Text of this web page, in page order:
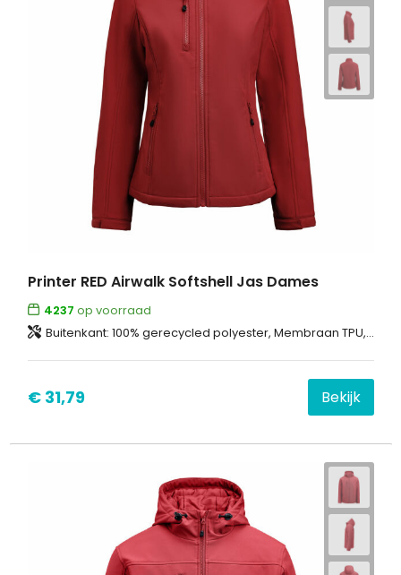
Printer RED Airwalk Softshell Jas Dames
4237 op voorraad
Buitenkant: 100% gerecycled polyester, Membraan TPU, gebonden met 100% gerecycled polyester fleece Voering: 100% gerecycled polyester
€ 31,79 Bekijk